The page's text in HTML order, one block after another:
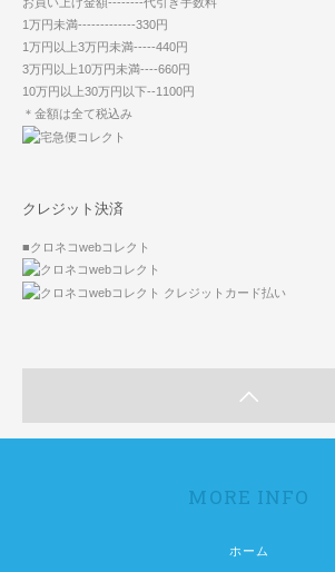
1万円未満-------------330円
1万円以上3万円未満-----440円
3万円以上10万円未満----660円
10万円以上30万円以下--1100円
＊金額は全て税込み
クレジット決済
■クロネコwebコレクト
MORE INFO
ホーム